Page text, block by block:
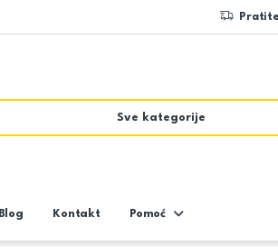
Blog Kontakt Pomoć